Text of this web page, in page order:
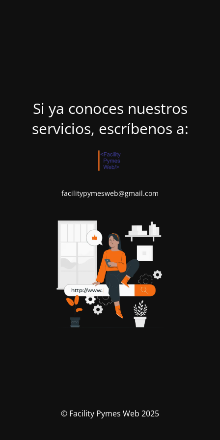
Si ya conoces nuestros
servicios, escríbenos a:
facilitypymesweb@gmail.com
© Facility Pymes Web 2025